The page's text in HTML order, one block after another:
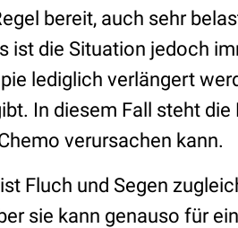
bereit, auch sehr
ist die Situation jedoch
lediglich verlängert
In diesem Fall steht
verursachen kann.
Fluch und Segen
sie kann genauso für